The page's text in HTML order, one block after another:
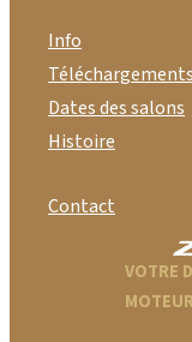
Info
Dates des salons
Histoire
Contact
VOTRE
MOTEUR